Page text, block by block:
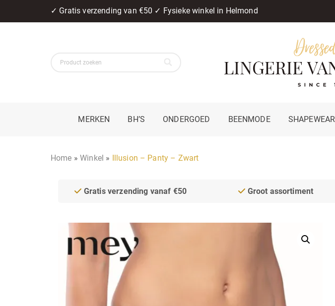
✓ Gratis verzending van €50 ✓ Fysieke winkel in Helmond
MERKEN BH’S ONDERGOED BEENMODE SHAPEWEAR
Home »Winkel » Illusion – Panty – Zwart
Gratis verzending vanaf €50 Groot assortiment